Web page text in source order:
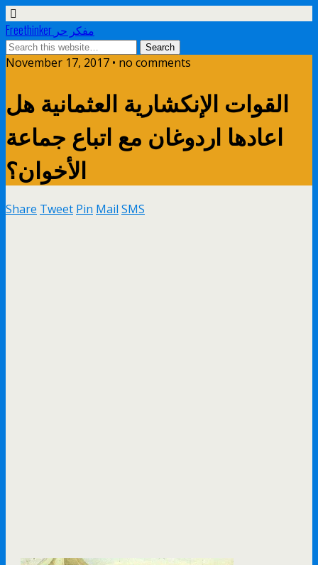
Freethinker مفكر حر
November 17, 2017 • no comments
القوات الإنكشارية العثمانية هل
اعادها اردوغان مع اتباع جماعة
الأخوان؟
Share Tweet Pin Mail SMS